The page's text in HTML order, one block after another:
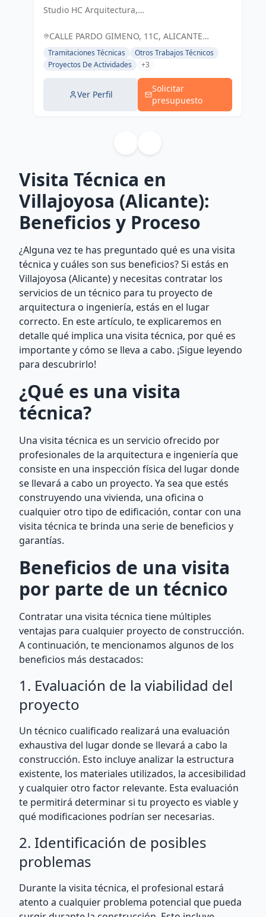
Studio HC Arquitectura,
CALLE PARDO GIMENO, 11C, ALICANTE
(ALACANT), ESPAÑA, España
Tramitaciones Técnicas
Otros Trabajos Técnicos
Proyectos De Actividades
+3
Ver Perfil
Solicitar
presupuesto
Visita Técnica en
Villajoyosa (Alicante):
Beneficios y Proceso
¿Alguna vez te has preguntado qué es una visita
técnica y cuáles son sus beneficios? Si estás en
Villajoyosa (Alicante) y necesitas contratar los
servicios de un técnico para tu proyecto de
arquitectura o ingeniería, estás en el lugar
correcto. En este artículo, te explicaremos en
detalle qué implica una visita técnica, por qué es
importante y cómo se lleva a cabo. ¡Sigue leyendo
para descubrirlo!
¿Qué es una visita
técnica?
Una visita técnica es un servicio ofrecido por
profesionales de la arquitectura e ingeniería que
consiste en una inspección física del lugar donde
se llevará a cabo un proyecto. Ya sea que estés
construyendo una vivienda, una oficina o
cualquier otro tipo de edificación, contar con una
visita técnica te brinda una serie de beneficios y
garantías.
Beneficios de una visita
por parte de un técnico
Contratar una visita técnica tiene múltiples
ventajas para cualquier proyecto de construcción.
A continuación, te mencionamos algunos de los
beneficios más destacados:
1. Evaluación de la viabilidad del
proyecto
Un técnico cualificado realizará una evaluación
exhaustiva del lugar donde se llevará a cabo la
construcción. Esto incluye analizar la estructura
existente, los materiales utilizados, la accesibilidad
y cualquier otro factor relevante. Esta evaluación
te permitirá determinar si tu proyecto es viable y
qué modificaciones podrían ser necesarias.
2. Identificación de posibles
problemas
Durante la visita técnica, el profesional estará
atento a cualquier problema potencial que pueda